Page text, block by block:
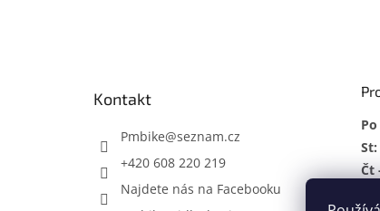
Kontakt
Pmbike@seznam.cz
+420 608 220 219
Najdete nás na Facebooku
St:
Čt